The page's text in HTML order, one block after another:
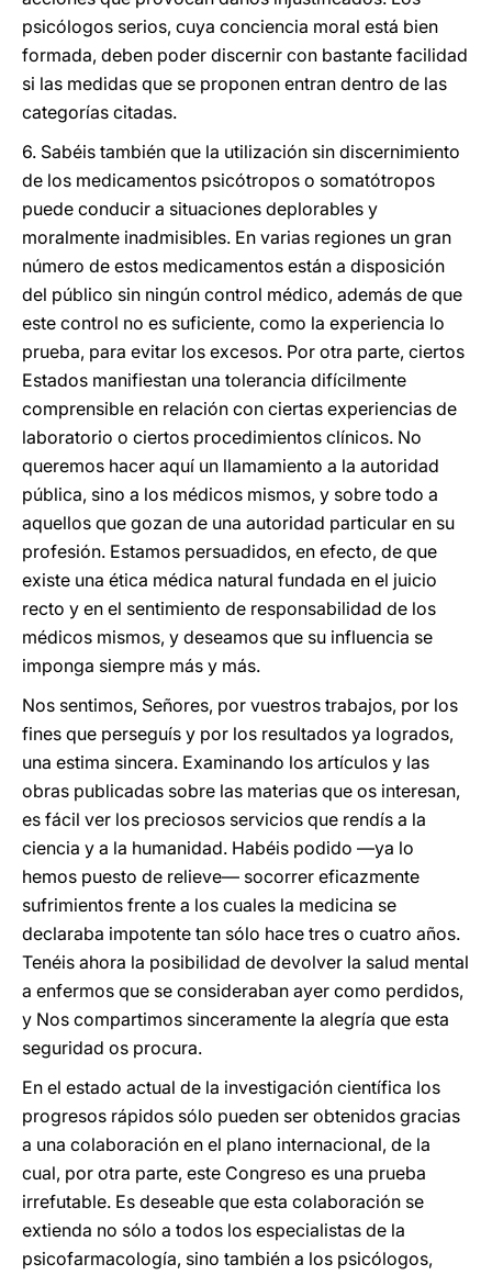
psicólogos serios, cuya conciencia moral está bien
formada, deben poder discernir con bastante facilidad
si las medidas que se proponen entran dentro de las
categorías citadas.
6. Sabéis también que la utilización sin discernimiento
de los medicamentos psicótropos o somatótropos
puede conducir a situaciones deplorables y
moralmente inadmisibles. En varias regiones un gran
número de estos medicamentos están a disposición
del público sin ningún control médico, además de que
este control no es suficiente, como la experiencia lo
prueba, para evitar los excesos. Por otra parte, ciertos
Estados manifiestan una tolerancia difícilmente
comprensible en relación con ciertas experiencias de
laboratorio o ciertos procedimientos clínicos. No
queremos hacer aquí un llamamiento a la autoridad
pública, sino a los médicos mismos, y sobre todo a
aquellos que gozan de una autoridad particular en su
profesión. Estamos persuadidos, en efecto, de que
existe una ética médica natural fundada en el juicio
recto y en el sentimiento de responsabilidad de los
médicos mismos, y deseamos que su influencia se
imponga siempre más y más.
Nos sentimos, Señores, por vuestros trabajos, por los
fines que perseguís y por los resultados ya logrados,
una estima sincera. Examinando los artículos y las
obras publicadas sobre las materias que os interesan,
es fácil ver los preciosos servicios que rendís a la
ciencia y a la humanidad. Habéis podido —ya lo
hemos puesto de relieve— socorrer eficazmente
sufrimientos frente a los cuales la medicina se
declaraba impotente tan sólo hace tres o cuatro años.
Tenéis ahora la posibilidad de devolver la salud mental
a enfermos que se consideraban ayer como perdidos,
y Nos compartimos sinceramente la alegría que esta
seguridad os procura.
En el estado actual de la investigación científica los
progresos rápidos sólo pueden ser obtenidos gracias
a una colaboración en el plano internacional, de la
cual, por otra parte, este Congreso es una prueba
irrefutable. Es deseable que esta colaboración se
extienda no sólo a todos los especialistas de la
psicofarmacología, sino también a los psicólogos,